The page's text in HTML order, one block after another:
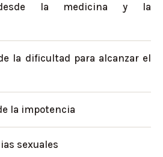
desde la medicina y la
la dificultad para alcanzar el
la impotencia
sexuales